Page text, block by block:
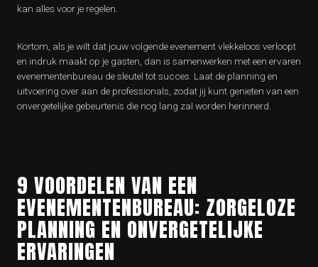
kan alles voor je regelen.
Kortom, als je wilt dat jouw volgende evenement vlekkeloos verloopt
en indruk maakt op je gasten, dan is samenwerken met een ervaren
evenementenbureau de sleutel tot succes. Laat de planning en
uitvoering over aan de professionals, zodat jij kunt genieten van een
onvergetelijke gebeurtenis die nog lang zal worden herinnerd.
9 VOORDELEN VAN EEN
EVENEMENTENBUREAU: ZORGELOZE
PLANNING EN ONVERGETELIJKE
ERVARINGEN